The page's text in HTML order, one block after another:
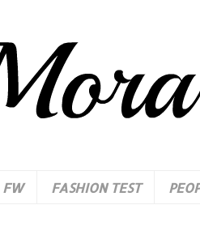
FW FASHION TEST